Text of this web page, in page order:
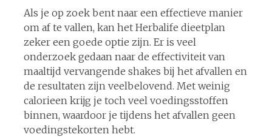
Als je op zoek bent naar een effectieve manier
om af te vallen, kan het Herbalife dieetplan
zeker een goede optie zijn. Er is veel
onderzoek gedaan naar de effectiviteit van
maaltijd vervangende shakes bij het afvallen en
de resultaten zijn veelbelovend. Met weinig
calorieen krijg je toch veel voedingsstoffen
binnen, waardoor je tijdens het afvallen geen
voedingstekorten hebt.